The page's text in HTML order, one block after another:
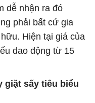
dễ nhận ra đó
phải bất cứ gia
Hiện tại giá của
dao động từ 15
giặt sấy tiêu biểu